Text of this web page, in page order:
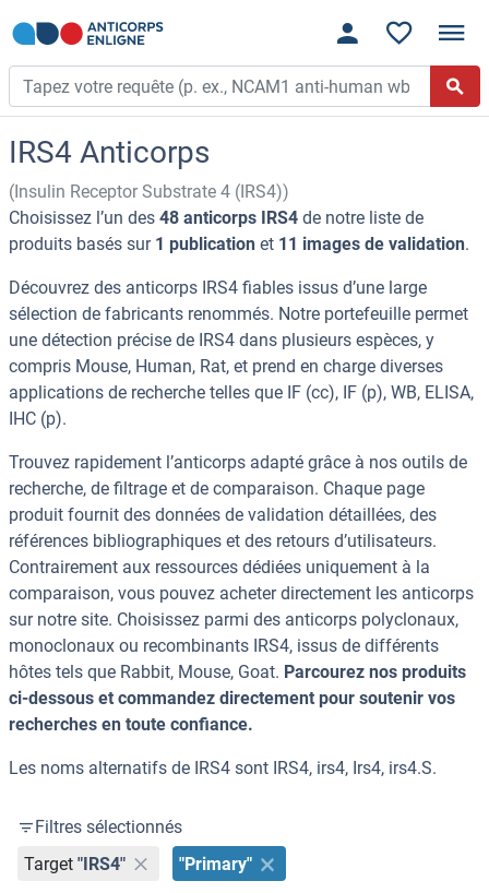
IRS4 Anticorps
(Insulin Receptor Substrate 4 (IRS4))
Choisissez l’un des 48 anticorps IRS4 de notre liste de
produits basés sur 1 publication et 11 images de validation.
Découvrez des anticorps IRS4 fiables issus d’une large
sélection de fabricants renommés. Notre portefeuille permet
une détection précise de IRS4 dans plusieurs espèces, y
compris Mouse, Human, Rat, et prend en charge diverses
applications de recherche telles que IF (cc), IF (p), WB, ELISA,
IHC (p).
Trouvez rapidement l’anticorps adapté grâce à nos outils de
recherche, de filtrage et de comparaison. Chaque page
produit fournit des données de validation détaillées, des
références bibliographiques et des retours d’utilisateurs.
Contrairement aux ressources dédiées uniquement à la
comparaison, vous pouvez acheter directement les anticorps
sur notre site. Choisissez parmi des anticorps polyclonaux,
monoclonaux ou recombinants IRS4, issus de différents
hôtes tels que Rabbit, Mouse, Goat. Parcourez nos produits
ci-dessous et commandez directement pour soutenir vos
recherches en toute confiance.
Les noms alternatifs de IRS4 sont IRS4, irs4, Irs4, irs4.S.
Filtres sélectionnés
Target "IRS4" "Primary"